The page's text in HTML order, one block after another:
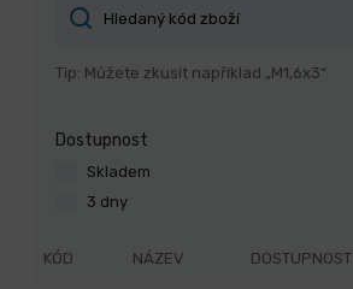
Tip: Můžete zkusit například „M1,6x3“
Dostupnost
Skladem
3 dny
KÓD NÁZEV DOSTUPNOST